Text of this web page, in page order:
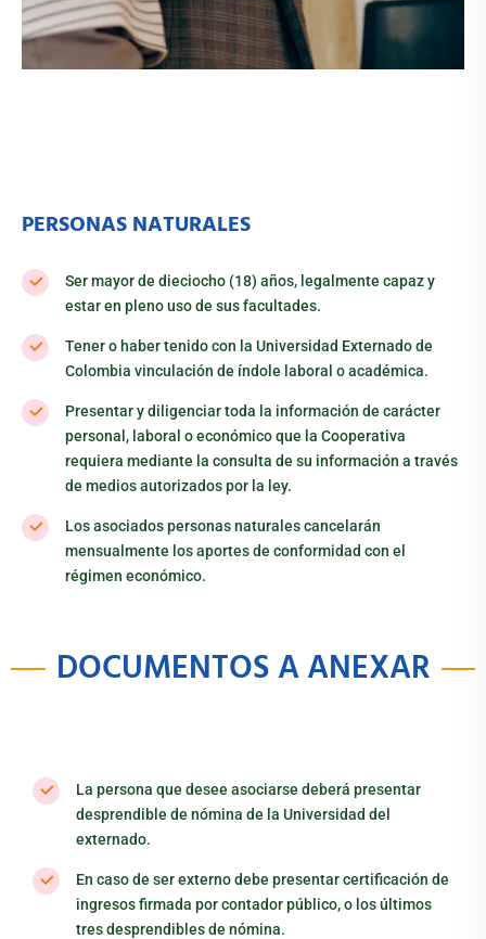
PERSONAS NATURALES
Ser mayor de dieciocho (18) años, legalmente capaz y
estar en pleno uso de sus facultades.
Tener o haber tenido con la Universidad Externado de
Colombia vinculación de índole laboral o académica.
Presentar y diligenciar toda la información de carácter
personal, laboral o económico que la Cooperativa
requiera mediante la consulta de su información a través
de medios autorizados por la ley.
Los asociados personas naturales cancelarán
mensualmente los aportes de conformidad con el
régimen económico.
DOCUMENTOS A ANEXAR
La persona que desee asociarse deberá presentar
desprendible de nómina de la Universidad del
externado.
En caso de ser externo debe presentar certificación de
ingresos firmada por contador público, o los últimos
tres desprendibles de nómina.